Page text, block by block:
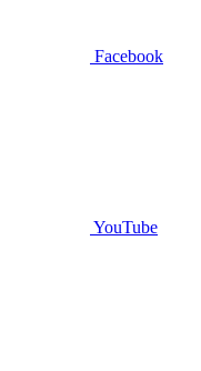
Facebook
YouTube